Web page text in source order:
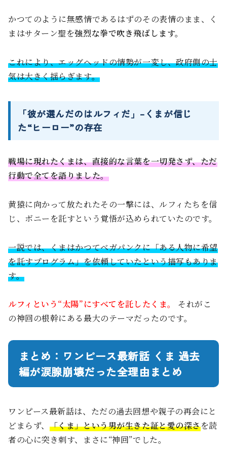
かつてのように無感情であるはずのその表情のまま、く
まはサターン聖を強烈な拳で吹き飛ばします。
これにより、エッグヘッドの情勢が一変し、政府側の士
気は大きく揺らぎます。
「彼が選んだのはルフィだ」–くまが信じ
た“ヒーロー”の存在
戦場に現れたくまは、直接的な言葉を一切発さず、ただ
行動で全てを語りました。
黄猿に向かって放たれたその一撃には、ルフィたちを信
じ、ボニーを託すという覚悟が込められていたのです。
一説では、くまはかつてベガパンクに「ある人物に希望
を託すプログラム」を依頼していたという描写もありま
す。
ルフィという“太陽”にすべてを託したくま。
それがこ
の神回の根幹にある最大のテーマだったのです。
まとめ：ワンピース最新話 くま 過去
編が涙腺崩壊だった全理由まとめ
ワンピース最新話は、ただの過去回想や親子の再会にと
どまらず、 「くま」という男が生きた証と愛の深さを読
者の心に突き刺す、まさに“神回”でした。